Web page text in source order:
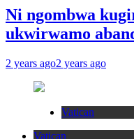
Ni ngombwa
ukwirwamo
2 years ago2 years ago
Vatican
Vatican